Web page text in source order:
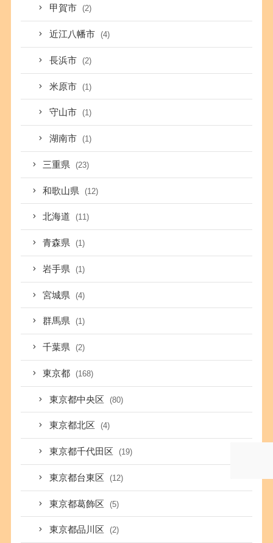
甲賀市 (2)
近江八幡市 (4)
長浜市 (2)
米原市 (1)
守山市 (1)
湖南市 (1)
三重県 (23)
和歌山県 (12)
北海道 (11)
青森県 (1)
岩手県 (1)
宮城県 (4)
群馬県 (1)
千葉県 (2)
東京都 (168)
東京都中央区 (80)
東京都北区 (4)
東京都千代田区 (19)
東京都台東区 (12)
東京都葛飾区 (5)
東京都品川区 (2)